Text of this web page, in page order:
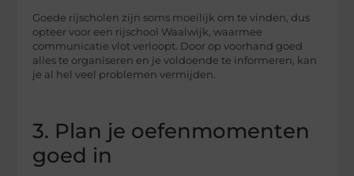
Goede rijscholen zijn soms moeilijk om te vinden, dus
opteer voor een rijschool Waalwijk, waarmee
communicatie vlot verloopt. Door op voorhand goed
alles te organiseren en je voldoende te informeren, kan
je al hel veel problemen vermijden.
3. Plan je oefenmomenten
goed in